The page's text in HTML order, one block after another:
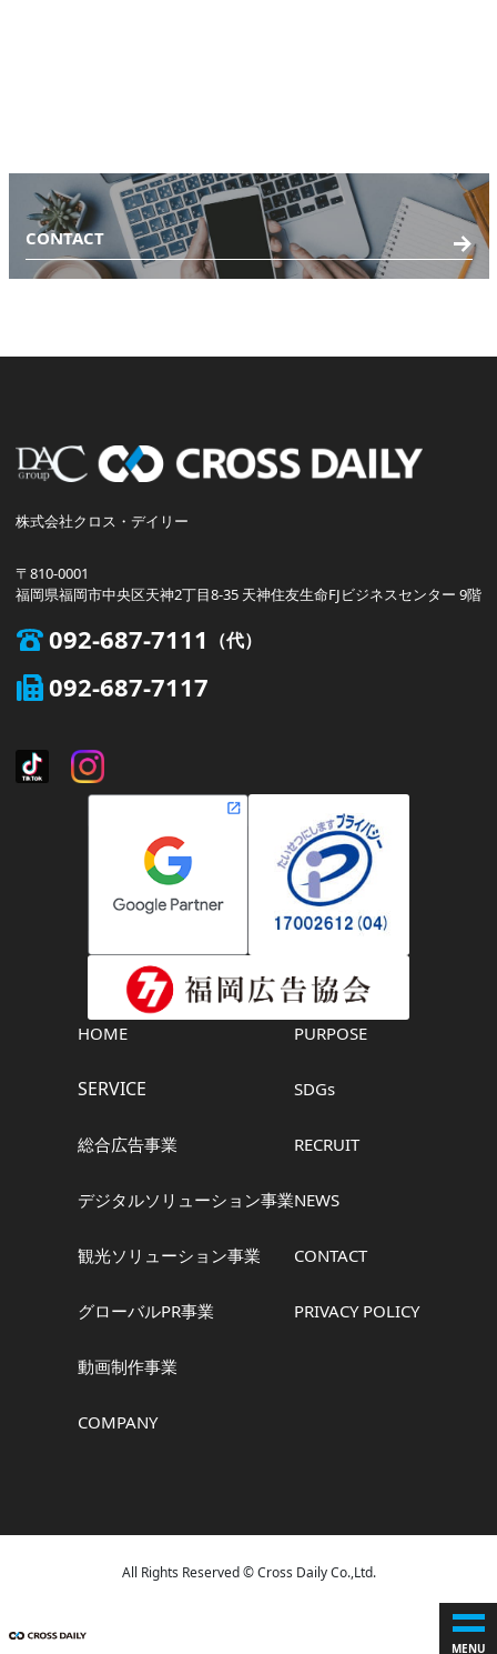
MENU
CONTACT
株式会社クロス・デイリー
〒810-0001
福岡県福岡市中央区天神2丁目8-35 天神住友生命FJビジネスセンター 9階
092-687-7111
092-687-7117
HOME
SERVICE
総合広告事業
デジタルソリューション事業
観光ソリューション事業
グローバルPR事業
動画制作事業
COMPANY
PURPOSE
SDGs
RECRUIT
NEWS
CONTACT
PRIVACY POLICY
All Rights Reserved © Cross Daily Co.,Ltd.